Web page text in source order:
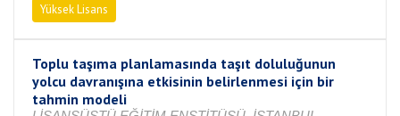
Yüksek Lisans
Toplu taşıma planlamasında taşıt doluluğunun
yolcu davranışına etkisinin belirlenmesi için bir
tahmin modeli